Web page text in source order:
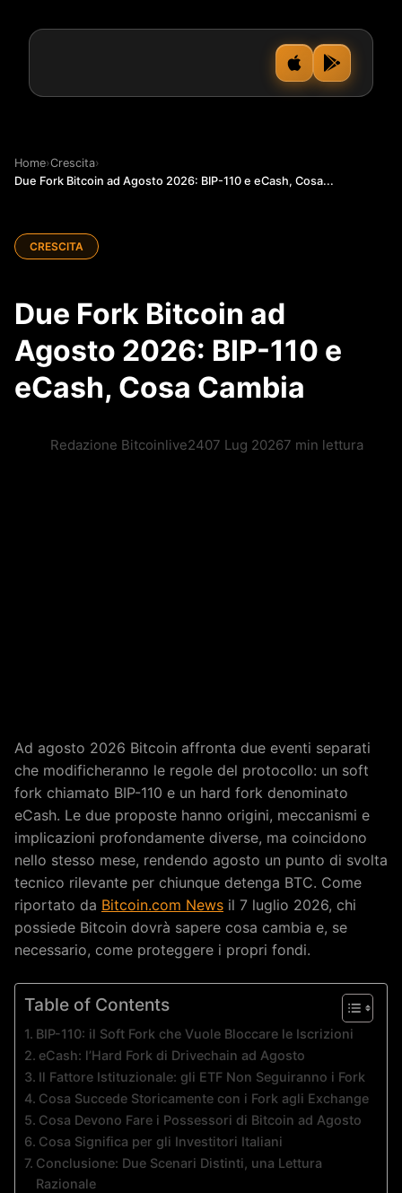
Home›Crescita›
Due Fork Bitcoin ad Agosto 2026: BIP-110 e eCash, Cosa...
CRESCITA
Due Fork Bitcoin ad
Agosto 2026: BIP-110 e
eCash, Cosa Cambia
Redazione Bitcoinlive2407 Lug 20267 min lettura
Ad agosto 2026 Bitcoin affronta due eventi separati
che modificheranno le regole del protocollo: un soft
fork chiamato BIP-110 e un hard fork denominato
eCash. Le due proposte hanno origini, meccanismi e
implicazioni profondamente diverse, ma coincidono
nello stesso mese, rendendo agosto un punto di svolta
tecnico rilevante per chiunque detenga BTC. Come
riportato da Bitcoin.com News il 7 luglio 2026, chi
possiede Bitcoin dovrà sapere cosa cambia e, se
necessario, come proteggere i propri fondi.
Table of Contents
BIP-110: il Soft Fork che Vuole Bloccare le Iscrizioni
eCash: l’Hard Fork di Drivechain ad Agosto
Il Fattore Istituzionale: gli ETF Non Seguiranno i Fork
Cosa Succede Storicamente con i Fork agli Exchange
Cosa Devono Fare i Possessori di Bitcoin ad Agosto
Cosa Significa per gli Investitori Italiani
Conclusione: Due Scenari Distinti, una Lettura
Razionale